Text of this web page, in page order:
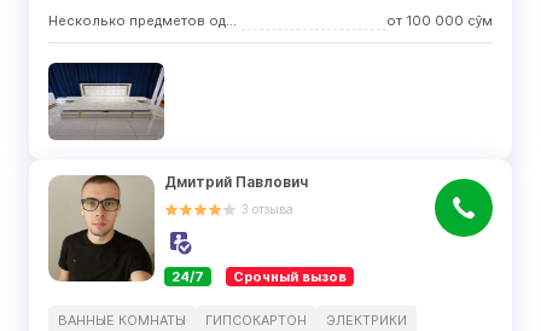
Несколько предметов одного вида
от 100 000 сўм
Дмитрий Павлович
3 отзыва
24/7 Срочный вызов
ВАННЫЕ КОМНАТЫ ГИПСОКАРТОН
ЭЛЕКТРИКИ